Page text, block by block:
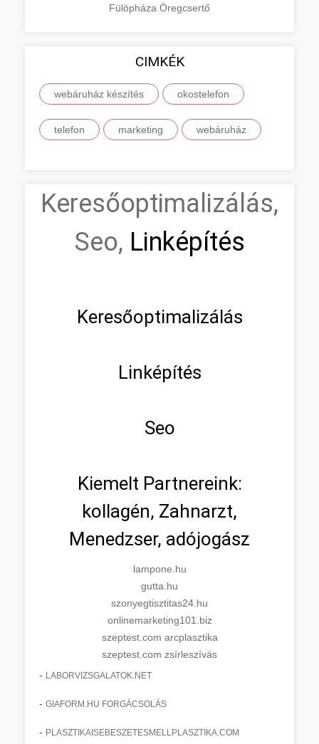
Fülöpháza Öregcsertő
CIMKÉK
webáruház készítés okostelefon
telefon marketing webáruház
Keresőoptimalizálás,
Seo, Linképítés
Keresőoptimalizálás
Linképítés
Seo
Kiemelt Partnereink:
kollagén, Zahnarzt,
Menedzser, adójogász
lampone.hu
gutta.hu
szonyegtisztitas24.hu
onlinemarketing101.biz
szeptest.com arcplasztika
szeptest.com zsírleszívás
- LABORVIZSGALATOK.NET
- GIAFORM.HU FORGÁCSOLÁS
- PLASZTIKAISEBESZETESMELLPLASZTIKA.COM